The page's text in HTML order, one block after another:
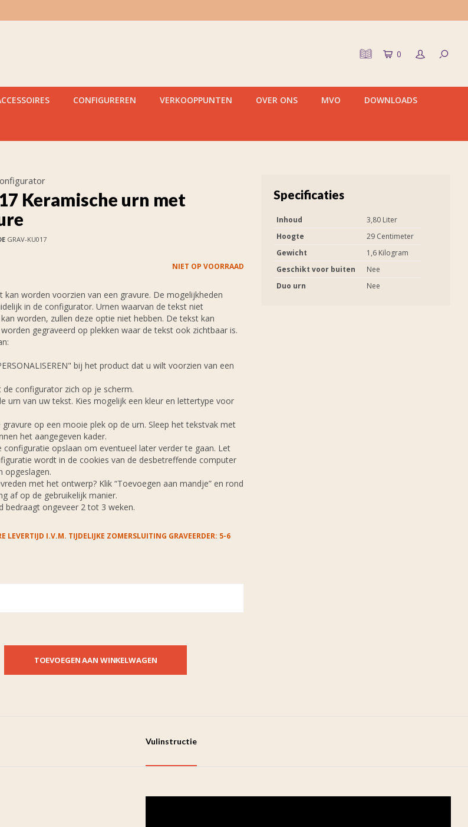
0
CONFIGUREREN VERKOOPPUNTEN OVER ONS MVO DOWNLOADS
Keramische urn met
GRAV-KU017
NIET OP VOORRAAD
kan worden voorzien van een gravure. De mogelijkheden
in de configurator. Urnen waarvan de tekst niet
worden, zullen deze optie niet hebben. De tekst kan
gegraveerd op plekken waar de tekst ook zichtbaar is.
bij het product dat u wilt voorzien van een
de configurator zich op je scherm.
urn van uw tekst. Kies mogelijk een kleur en lettertype voor
gravure op een mooie plek op de urn. Sleep het tekstvak met
het aangegeven kader.
configuratie opslaan om eventueel later verder te gaan. Let
wordt in de cookies van de desbetreffende computer
opgeslagen.
met het ontwerp? Klik “Toevoegen aan mandje” en rond
af op de gebruikelijk manier.
bedraagt ongeveer 2 tot 3 weken.
LEVERTIJD I.V.M. TIJDELIJKE ZOMERSLUITING GRAVEERDER: 5-6
TOEVOEGEN AAN WINKELWAGEN
Specificaties
Inhoud
3,80 Liter
Hoogte
29 Centimeter
Gewicht
1,6 Kilogram
Geschikt voor buiten
Nee
Duo urn
Nee
Vulinstructie